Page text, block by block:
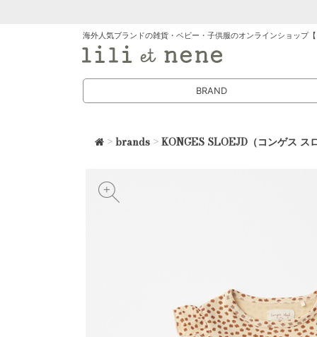
海外人気ブランドの雑貨・ベビー・子供服のオンラインショップ
BRAND
>brands >KONGES SLOEJD（コンゲス ス